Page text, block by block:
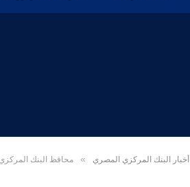
أخبار البنك المركزي المصري » محافظ البنك المركزي